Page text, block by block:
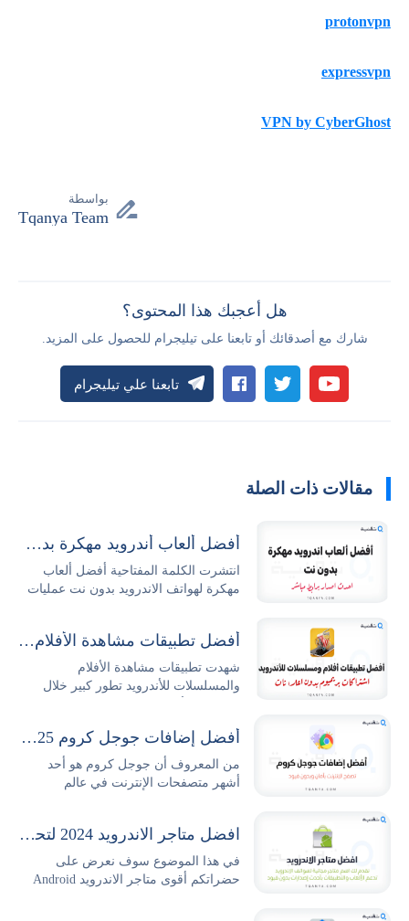
protonvpn
expressvpn
VPN by CyberGhost
بواسطة
Tqanya Team
هل أعجبك هذا المحتوى؟
شارك مع أصدقائك أو تابعنا على تيليجرام للحصول على المزيد.
تابعنا علي تيليجرام
مقالات ذات الصلة
أفضل ألعاب أندرويد مهكرة بدون نت 2026 مجاناً
انتشرت الكلمة المفتاحية أفضل ألعاب
مهكرة لهواتف الاندرويد بدون نت عمليات
أفضل تطبيقات مشاهدة الأفلام والمسلسلات للأندرويد
شهدت تطبيقات مشاهدة الأفلام
والمسلسلات للأندرويد تطور كبير خلال
أفضل إضافات جوجل كروم 2025 وطريقة تثبيتها وإدارتها بكل سهولة
من المعروف أن جوجل كروم هو أحد
أشهر متصفحات الإنترنت في عالم
افضل متاجر الاندرويد 2024 لتحميل التطبيقات والالعاب مجانا
في هذا الموضوع سوف نعرض على
حضراتكم أقوى متاجر الاندرويد Android